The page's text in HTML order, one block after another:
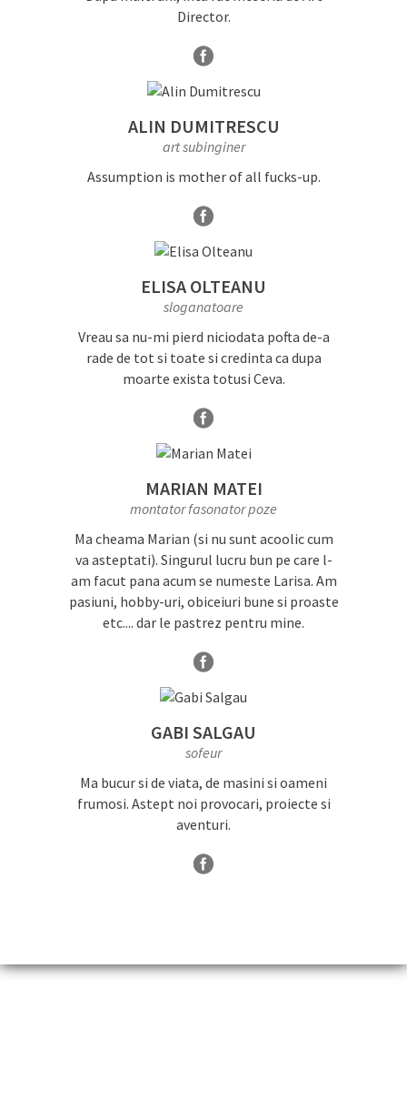
Director.
ALIN DUMITRESCU
art subinginer
Assumption is mother of all fucks-up.
ELISA OLTEANU
sloganatoare
Vreau sa nu-mi pierd niciodata pofta de-a
rade de tot si toate si credinta ca dupa
moarte exista totusi Ceva.
MARIAN MATEI
montator fasonator poze
Ma cheama Marian (si nu sunt acoolic cum
va asteptati). Singurul lucru bun pe care l-
am facut pana acum se numeste Larisa. Am
pasiuni, hobby-uri, obiceiuri bune si proaste
etc.... dar le pastrez pentru mine.
GABI SALGAU
sofeur
Ma bucur si de viata, de masini si oameni
frumosi. Astept noi provocari, proiecte si
aventuri.